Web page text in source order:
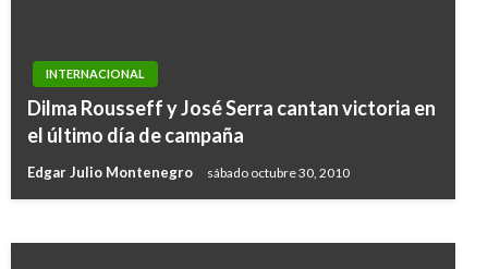
INTERNACIONAL
Dilma Rousseff y José Serra cantan victoria en
el último día de campaña
Edgar Julio Montenegro sábado octubre 30, 2010
CIENCIA Y TECNOLOGÍA
Satélites de telecomunicaciones abren una
oportunidad rápida para detectar el cáncer de